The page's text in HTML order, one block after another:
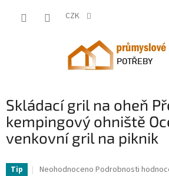
CZK
Skládací gril na oheň
kempingový ohniště
venkovní gril na piknik
Tip
Průměrné
Neohodnoceno Podrobnosti